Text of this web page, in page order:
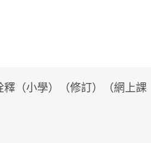
釋（小學）（修訂）（網上課